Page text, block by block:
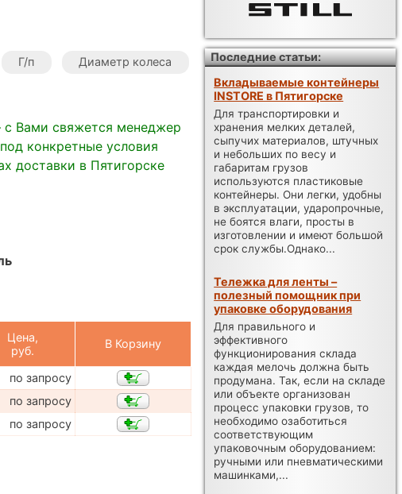
Г/п Диаметр колеса
Вами свяжется менеджер
конкретные условия
доставки в Пятигорске
Цена,
руб.
В Корзину
по запросу
по запросу
по запросу
Последние статьи:
Вкладываемые контейнеры
INSTORE в Пятигорске
Для транспортировки и
хранения мелких деталей,
сыпучих материалов, штучных
и небольших по весу и
габаритам грузов
используются пластиковые
контейнеры. Они легки, удобны
в эксплуатации, ударопрочные,
не боятся влаги, просты в
изготовлении и имеют большой
срок службы.Однако...
Тележка для ленты –
полезный помощник при
упаковке оборудования
Для правильного и
эффективного
функционирования склада
каждая мелочь должна быть
продумана. Так, если на складе
или объекте организован
процесс упаковки грузов, то
необходимо озаботиться
соответствующим
упаковочным оборудованием:
ручными или пневматическими
машинками,...